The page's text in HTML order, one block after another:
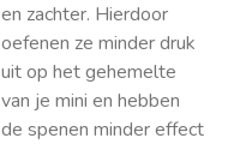
en zachter. Hierdoor
oefenen ze minder druk
uit op het gehemelte
van je mini en hebben
de spenen minder effect